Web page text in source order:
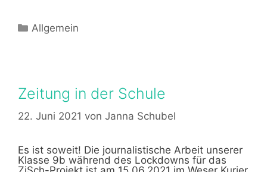
Kategorien
Allgemein
Zeitung in der Schule
22. Juni 2021 von Janna Schubel
Es ist soweit! Die journalistische Arbeit unserer
Klasse 9b während des Lockdowns für das